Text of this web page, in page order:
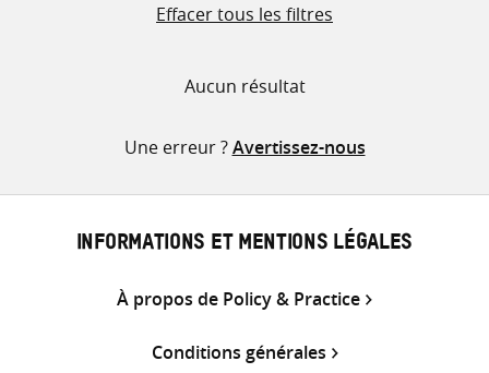
Effacer tous les filtres
Aucun résultat
Une erreur ?Avertissez-nous
INFORMATIONS ET MENTIONS LÉGALES
À propos de Policy & Practice
Conditions générales